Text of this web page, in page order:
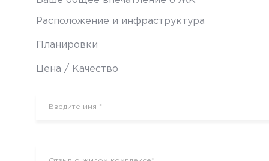
Расположение и инфраструктура
Планировки
Цена / Качество